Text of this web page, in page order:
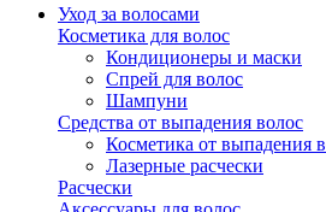
Уход за волосами
Косметика для волос
Кондиционеры и маски
Спрей для волос
Шампуни
Средства от выпадения волос
Косметика от выпадения
Лазерные расчески
Расчески